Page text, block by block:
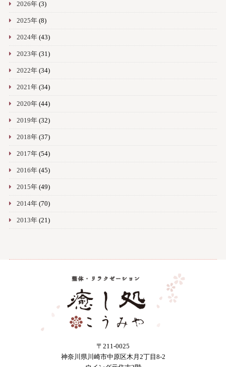
2026年(3)
2025年(8)
2024年(43)
2023年(31)
2022年(34)
2021年(34)
2020年(44)
2019年(32)
2018年(37)
2017年(54)
2016年(45)
2015年(49)
2014年(70)
2013年(21)
〒211-0025
神奈川県川崎市中原区木月2丁目8-2